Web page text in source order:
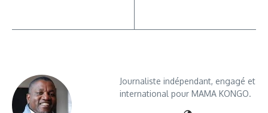
Journaliste indépendant, engagé et
international pour MAMA KONGO.